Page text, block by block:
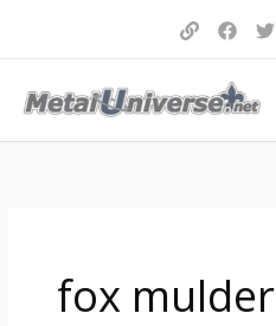
fox mulder